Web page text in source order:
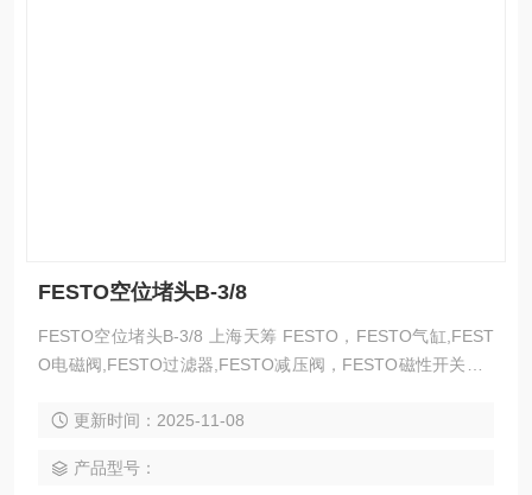
FESTO空位堵头B-3/8
FESTO空位堵头B-3/8 上海天筹 FESTO，FESTO气缸,FEST
O电磁阀,FESTO过滤器,FESTO减压阀，FESTO磁性开关，F
FESTO流体阀，FESTO马达，FESTO手动阀，FESTO线性滑
STO气动元件,上海FESTO代理——上海天筹
更新时间：2025-11-08
产品型号：